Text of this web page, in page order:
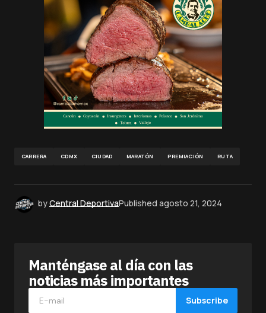
CARRERA CDMX CIUDAD MARATÓN PREMIACIÓN RUTA
byCentral DeportivaPublished agosto 21, 2024
Manténgase al día con las
noticias más importantes
Subscribe